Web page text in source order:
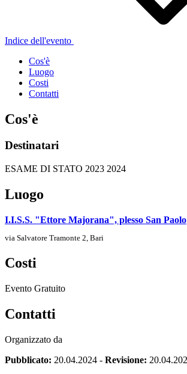
Indice dell'evento
Cos'è
Luogo
Costi
Contatti
Cos'è
Destinatari
ESAME DI STATO 2023 2024
Luogo
I.I.S.S. "Ettore Majorana", plesso San Paolo
via Salvatore Tramonte 2, Bari
Costi
Evento Gratuito
Contatti
Organizzato da
Pubblicato: 20.04.2024 - Revisione: